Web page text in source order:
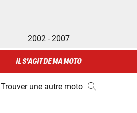
2002 - 2007
IL S'AGIT DE MA MOTO
Trouver une autre moto